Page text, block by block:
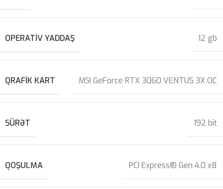
OPERATIV YADDAŞ 12 gb
QRAFIK KART MSI GeForce RTX 3060 VENTUS 3X OC
SÜRƏT 192 bit
QOŞULMA PCI Express® Gen 4.0 x8